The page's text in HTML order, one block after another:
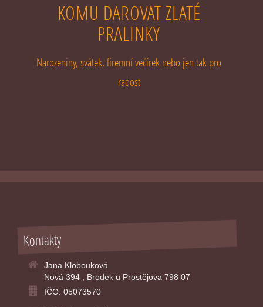
KOMU DAROVAT ZLATÉ
PRALINKY
Narozeniny, svátek, firemní večírek nebo jen tak pro
radost
Kontakty
Jana Klobouková
Nová 394 , Brodek u Prostějova 798 07
IČO: 05073570